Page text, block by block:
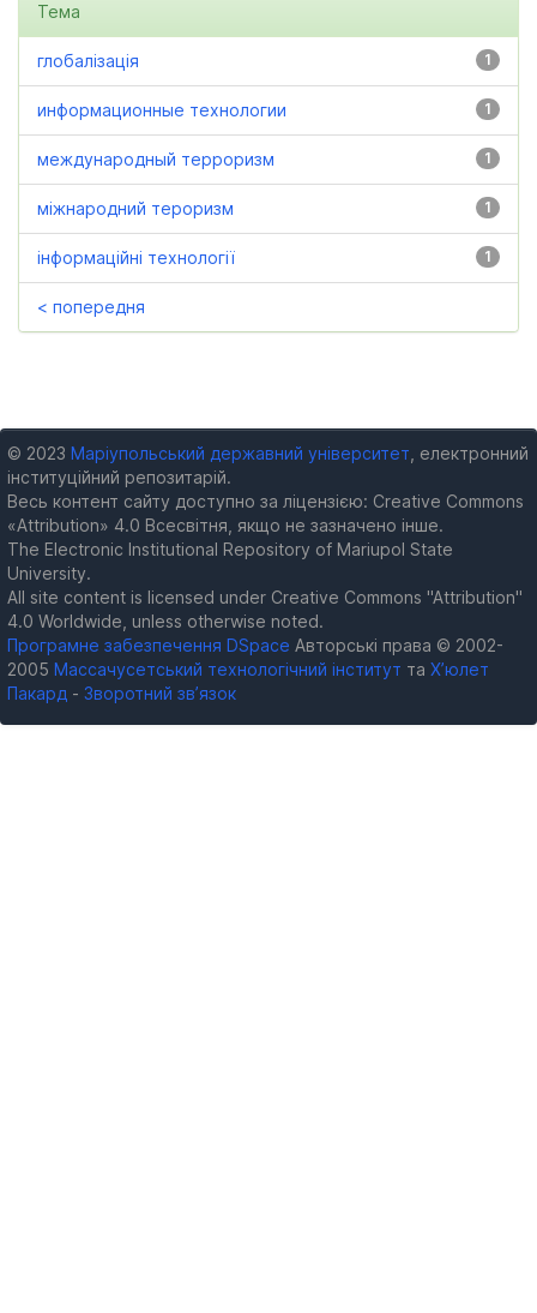
Тема
1
глобалізація
1
информационные технологии
1
международный терроризм
1
міжнародний тероризм
1
інформаційні технології
< попередня
© 2023 Маріупольський державний університет , електронний
інституційний репозитарій.
Весь контент сайту доступно за ліцензією: Creative Commons
«Attribution» 4.0 Всесвітня, якщо не зазначено інше.
The Electronic Institutional Repository of Mariupol State
University.
All site content is licensed under Creative Commons "Attribution"
4.0 Worldwide, unless otherwise noted.
Програмне забезпечення DSpace Авторські права © 2002-
2005 Массачусетський технологічний інститут та Х’юлет
Пакард - Зворотний зв’язок